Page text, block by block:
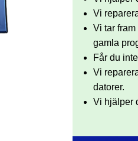
Vi
Vi tar
gamla
Får du
Vi
datorer.
Vi hjälper